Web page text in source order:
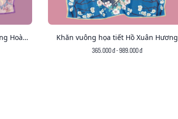
Hoàng
Khăn vuông họa tiết Hồ Xuân Hương
365.000 đ - 989.000 đ